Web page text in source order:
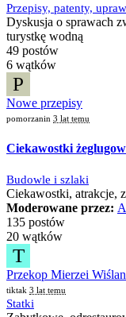
Przepisy, patenty,
Dyskusja o sprawach
turystkę wodną
49 postów
6 wątków
P
Nowe przepisy
pomorzanin 3 lat temu
Ciekawostki
Budowle i szlaki
Ciekawostki, atrakcje,
Moderowane przez:
135 postów
20 wątków
T
Przekop Mierzei
tiktak 3 lat temu
Statki